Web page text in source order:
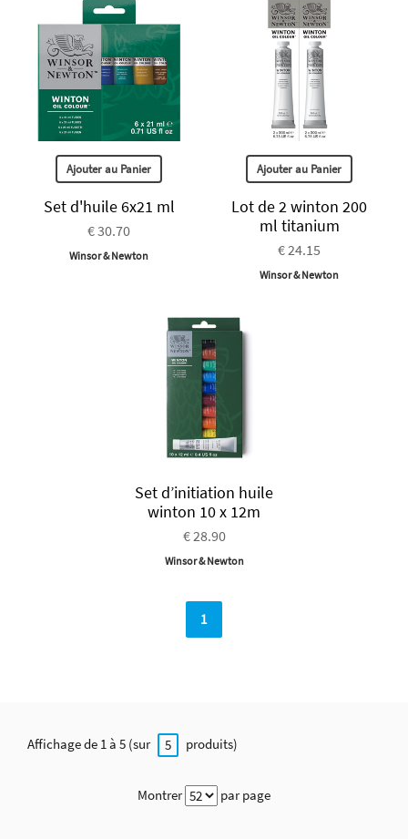
Ajouter au Panier
Set d'huile 6x21 ml
€ 30.70
Winsor & Newton
Ajouter au Panier
Lot de 2 winton 200
ml titanium
€ 24.15
Winsor & Newton
Set d’initiation huile
winton 10 x 12m
€ 28.90
Winsor & Newton
1
Affichage de 1 à 5 (sur 5 produits)
Montrer par page